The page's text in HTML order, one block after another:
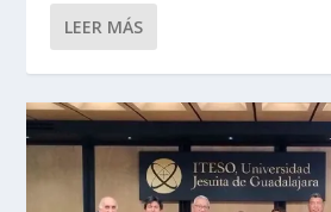
LEER MÁS